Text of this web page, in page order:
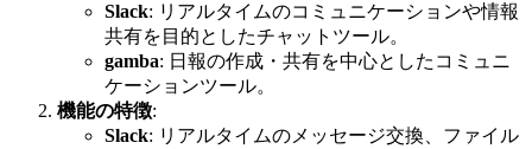
Slack: リアルタイムのコミュニケーションや情報
共有を目的としたチャットツール。
gamba: 日報の作成・共有を中心としたコミュニ
ケーションツール。
機能の特徴:
Slack: リアルタイムのメッセージ交換、ファイル